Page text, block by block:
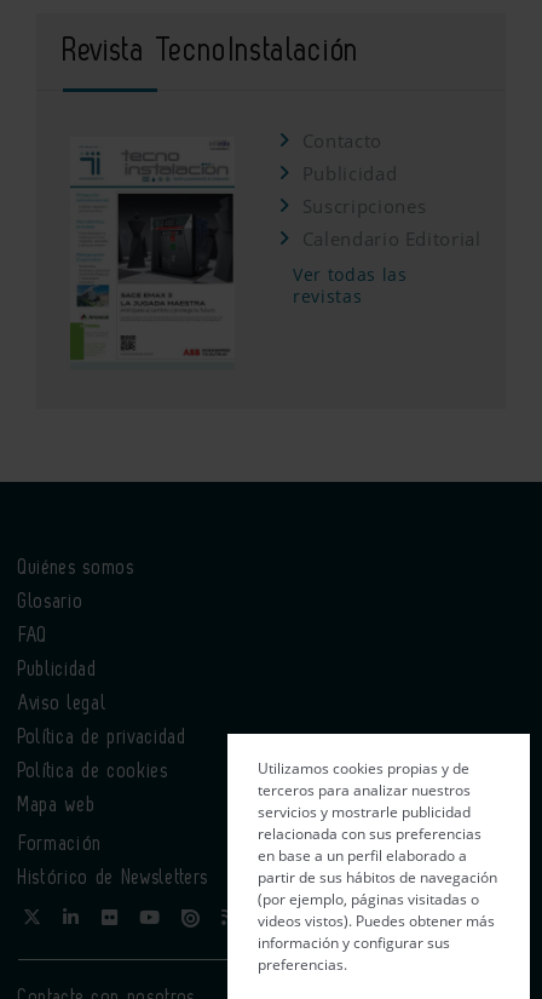
Revista TecnoInstalación
Contacto
Publicidad
Suscripciones
Calendario Editorial
Ver todas las
revistas
Quiénes somos
Glosario
FAQ
Publicidad
Aviso legal
Política de privacidad
Política de cookies
Mapa web
Formación
Histórico de Newsletters
Utilizamos cookies propias y de
terceros para analizar nuestros
servicios y mostrarle publicidad
relacionada con sus preferencias
en base a un perfil elaborado a
partir de sus hábitos de navegación
(por ejemplo, páginas visitadas o
videos vistos). Puedes obtener más
información y configurar sus
preferencias.